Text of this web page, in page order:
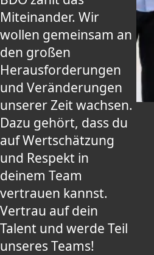
Miteinander. Wir
wollen gemeinsam an
den großen
Herausforderungen
und Veränderungen
unserer Zeit wachsen.
Dazu gehört, dass du
auf Wertschätzung
und Respekt in
deinem Team
vertrauen kannst.
Vertrau auf dein
Talent und werde Teil
unseres Teams!